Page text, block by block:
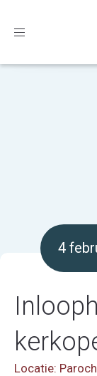
Toggle
4
Locatie: